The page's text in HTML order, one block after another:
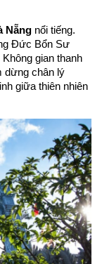
Nẵng nổi tiếng.
Đức Bổn Sư
gian thanh
dừng chân lý
giữa thiên nhiên